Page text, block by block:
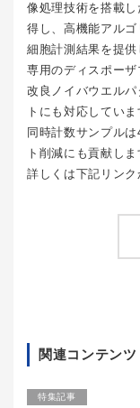
像処理技術を搭載
得し、高機能アル
細胞計測結果を提供
専用のディスポー
改良ノイバウエル
トにも対応していま
同時計数サンプル
ト削減にも貢献しま
詳しくは下記リンク
関連コンテンツ
特集記事